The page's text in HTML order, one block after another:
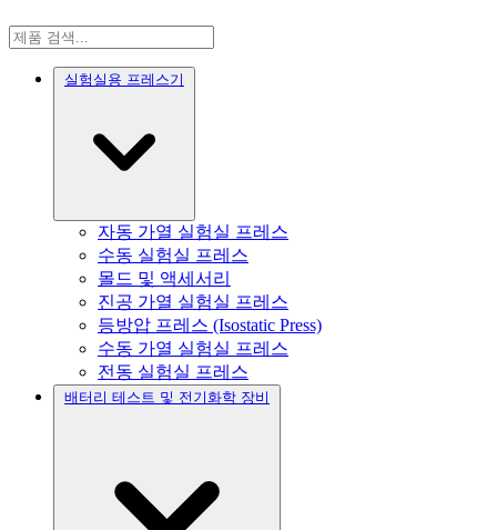
실험실용 프레스기
자동 가열 실험실 프레스
수동 실험실 프레스
몰드 및 액세서리
진공 가열 실험실 프레스
등방압 프레스 (Isostatic Press)
수동 가열 실험실 프레스
전동 실험실 프레스
배터리 테스트 및 전기화학 장비